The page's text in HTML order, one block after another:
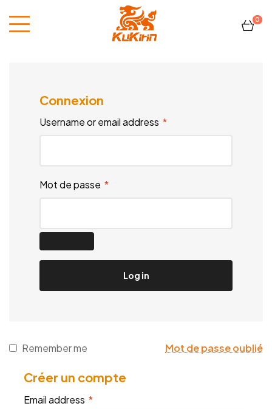
0
Connexion
Username or email address *
Mot de passe *
Log in
Remember me Mot de passe oublié
Créer un compte
Email address *